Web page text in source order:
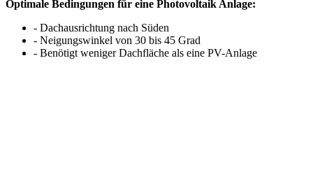
Optimale Bedingungen für eine Photovoltaik Anlage:
- Dachausrichtung nach Süden
- Neigungswinkel von 30 bis 45 Grad
- Benötigt weniger Dachfläche als eine PV-Anlage